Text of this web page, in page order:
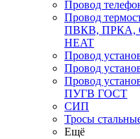
Провод
Провод
ПВКВ, ПРКА,
HEAT
Провод
Провод
Провод
ПУГВ ГОСТ
СИП
Тросы
Ещё